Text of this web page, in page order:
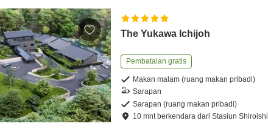
The Yukawa Ichijoh
Pembatalan gratis
Makan malam (ruang makan pribadi)
Sarapan
Sarapan (ruang makan pribadi)
10 mntberkendara dariStasiun Shiroishi